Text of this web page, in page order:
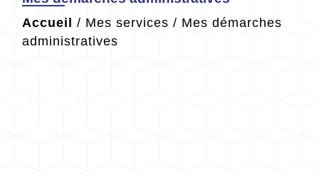
Accueil / Mes services / Mes démarches
administratives